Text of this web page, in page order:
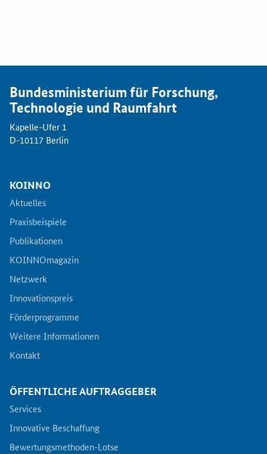
Bundesministerium für Forschung,
Technologie und Raumfahrt
Kapelle-Ufer 1
D-10117 Berlin
KOINNO
Aktuelles
Praxisbeispiele
Publikationen
KOINNOmagazin
Netzwerk
Innovationspreis
Förderprogramme
Weitere Informationen
Kontakt
ÖFFENTLICHE AUFTRAGGEBER
Services
Innovative Beschaffung
Bewertungsmethoden-Lotse